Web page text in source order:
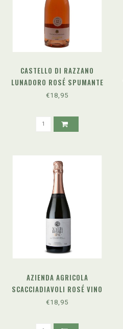
CASTELLO DI RAZZANO
LUNADORO ROSÉ SPUMANTE
METODO CLASSICO
€18,95
AZIENDA AGRICOLA
SCACCIADIAVOLI ROSÉ VINO
SPUMANTE BRUT METODO
€18,95